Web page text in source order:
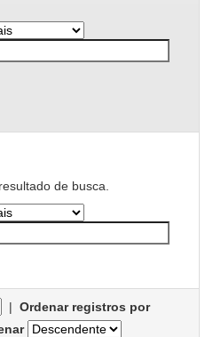
de busca.
| Ordenar registros por